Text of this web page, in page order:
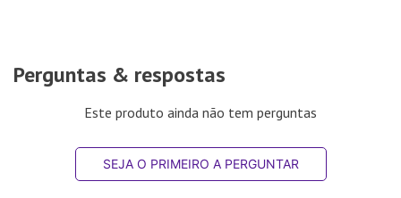
Perguntas & respostas
Este produto ainda não tem perguntas
SEJA O PRIMEIRO A PERGUNTAR